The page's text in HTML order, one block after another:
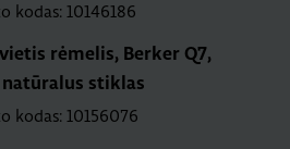
kodas: 10146186
rėmelis, Berker Q7,
natūralus stiklas
kodas: 10156076